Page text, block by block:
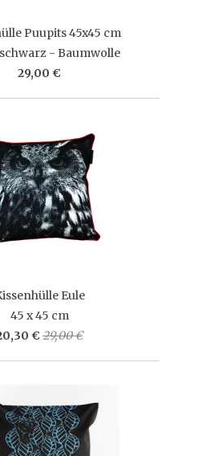
Puupits 45x45 cm
- Baumwolle
29,00 €
Eule
45 x 45 cm
€ 29,00 €